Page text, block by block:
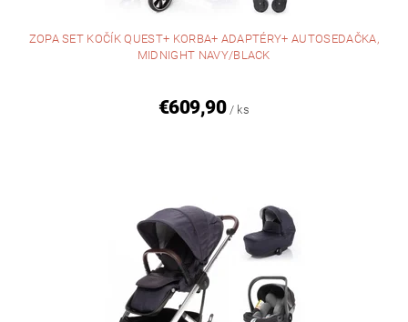
ZOPA SET KOČÍK QUEST+ KORBA+ ADAPTÉRY+ AUTOSEDAČKA,
MIDNIGHT NAVY/BLACK
€609,90 / ks